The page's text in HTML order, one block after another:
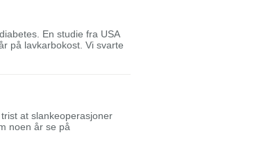
En studie fra USA
på lavkarbokost. Vi svarte
at slankeoperasjoner
noen år se på